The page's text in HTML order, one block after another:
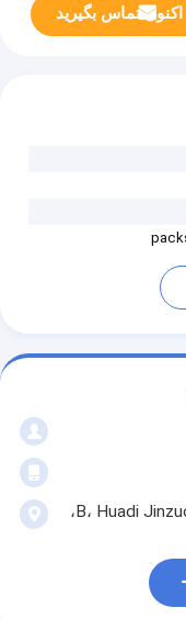
اکنون تماس بگیرید
اتاق 12a05، بلوک B، Huadi Jinzuo، Erhuan North Road،